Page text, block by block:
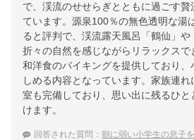
で、渓流のせせらぎとともに過ごす贅
ています。源泉100％の無色透明な湯
ると評判で、渓流露天風呂「鶴仙」
折々の自然を感じながらリラックス
和洋食のバイキングを提供しており
しめる内容となっています。家族連
室も完備しており、思い出に残るひ
けます。
回答された質問： 朝に弱い小学生の息子を連れての山中温泉への旅行